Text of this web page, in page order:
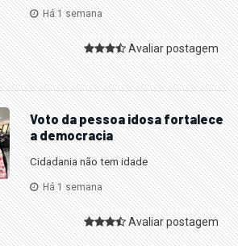
Há 1 semana
Avaliar postagem
Voto da pessoa idosa fortalece
a democracia
Cidadania não tem idade
Há 1 semana
Avaliar postagem